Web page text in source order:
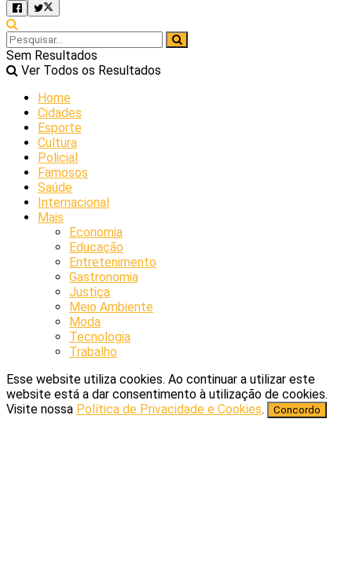
Sem Resultados
Ver Todos os Resultados
Home
Cidades
Esporte
Cultura
Policial
Famosos
Saúde
Internacional
Mais
Economia
Educação
Entretenimento
Gastronomia
Justiça
Meio Ambiente
Moda
Tecnologia
Trabalho
Esse website utiliza cookies. Ao continuar a utilizar este
website está a dar consentimento à utilização de cookies.
Visite nossa Política de Privacidade e Cookies. Concordo